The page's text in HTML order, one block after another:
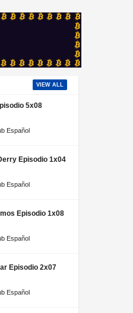
VIEW ALL
5x08
Español
Episodio 1x04
Español
Episodio 1x08
Español
Episodio 2x07
Español